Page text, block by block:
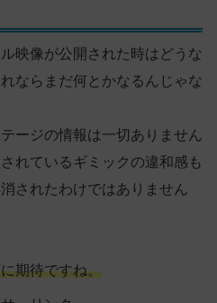
映像が公開された時はどうな
ならまだ何とかなるんじゃな
ージの情報は一切ありません
れているギミックの違和感も
されたわけではありません
期待ですね。